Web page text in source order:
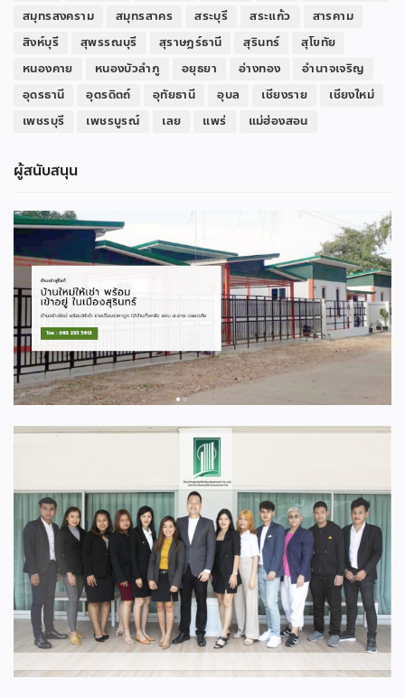
สมุทรสงคราม
สมุทรสาคร สระบุรี สระแก้ว
สารคาม
สิงห์บุรี
สุพรรณบุรี สุราษฎร์ธานี สุรินทร์
สุโขทัย
หนองคาย
หนองบัวลำภู อยุธยา อ่างทอง
อำนาจเจริญ
อุดรธานี
อุตรดิตถ์ อุทัยธานี อุบล เชียงราย
เชียงใหม่
เพชรบุรี
เพชรบูรณ์ เลย แพร่ แม่ฮ่องสอน
ผู้สนับสนุน